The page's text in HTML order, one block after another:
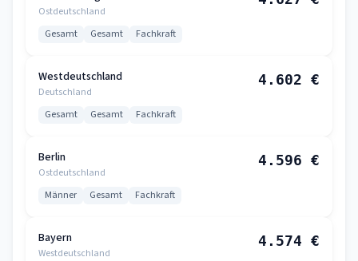
Ostdeutschland
Gesamt Gesamt Fachkraft
Westdeutschland
Deutschland
4.602 €
Gesamt Gesamt Fachkraft
Berlin
Ostdeutschland
4.596 €
Männer Gesamt Fachkraft
Bayern
Westdeutschland
4.574 €